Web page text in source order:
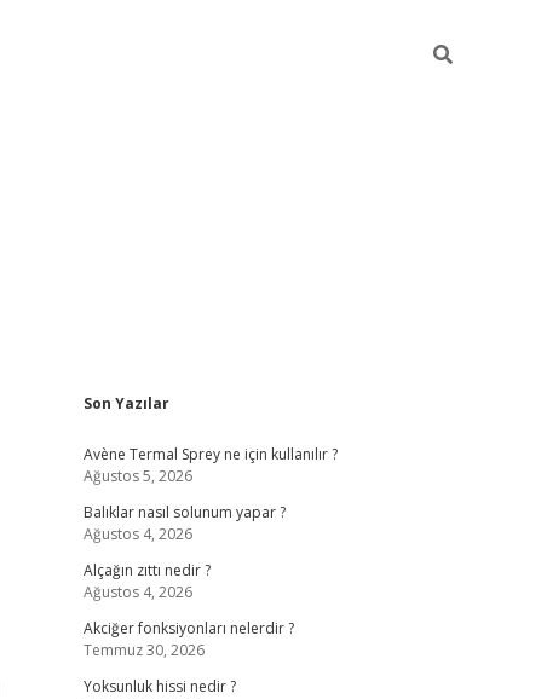
Sidebar
Son Yazılar
Avène Termal Sprey ne için kullanılır ?
Ağustos 5, 2026
Balıklar nasıl solunum yapar ?
Ağustos 4, 2026
Alçağın zıttı nedir ?
Ağustos 4, 2026
Akciğer fonksiyonları nelerdir ?
Temmuz 30, 2026
Yoksunluk hissi nedir ?